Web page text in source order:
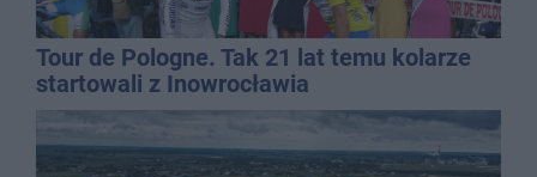
Tour de Pologne. Tak 21 lat temu kolarze
startowali z Inowrocławia